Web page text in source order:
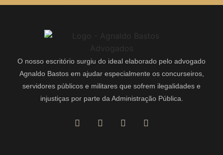
O nosso escritório surgiu do ideal elaborado pelo advogado
Agnaldo Bastos em ajudar especialmente os concurseiros,
servidores públicos e militares que sofrem ilegalidades e
injustiças por parte da Administração Pública.